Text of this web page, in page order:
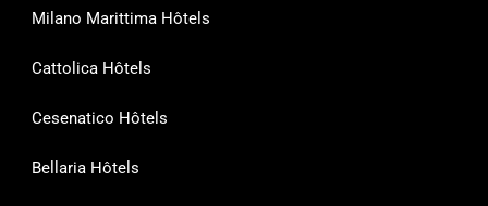
Milano Marittima Hôtels
Cattolica Hôtels
Cesenatico Hôtels
Bellaria Hôtels